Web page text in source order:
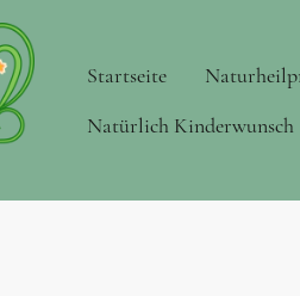
Startseite
Natürlich Kinderwunsch